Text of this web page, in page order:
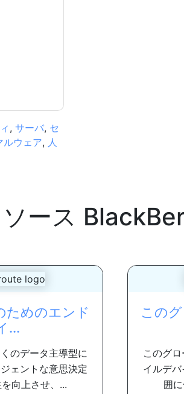
, サーバ, セ
ルウェア, 人
ース
ためのエンド
...
のデータ主導型に
ェントな意思決定
向上させ、...
この
このグ
イルデ
囲